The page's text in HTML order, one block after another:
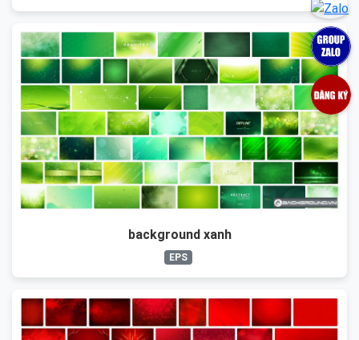
background xanh
EPS